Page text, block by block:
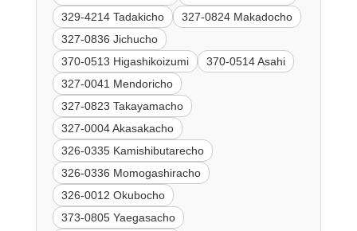
329-4214 Tadakicho
327-0824 Makadocho
327-0836 Jichucho
370-0513 Higashikoizumi
370-0514 Asahi
327-0041 Mendoricho
327-0823 Takayamacho
327-0004 Akasakacho
326-0335 Kamishibutarecho
326-0336 Momogashiracho
326-0012 Okubocho
373-0805 Yaegasacho